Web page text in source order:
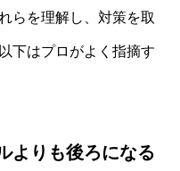
らを理解し、対策を取
下はプロがよく指摘す
よりも後ろになる